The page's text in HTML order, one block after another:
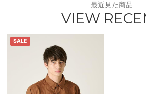
最近見た商品
VIEW
SALE